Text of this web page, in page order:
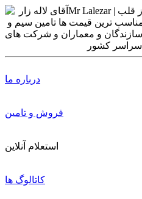
درباره ما
فروش و تامین
استعلام آنلاین
کاتالوگ ها